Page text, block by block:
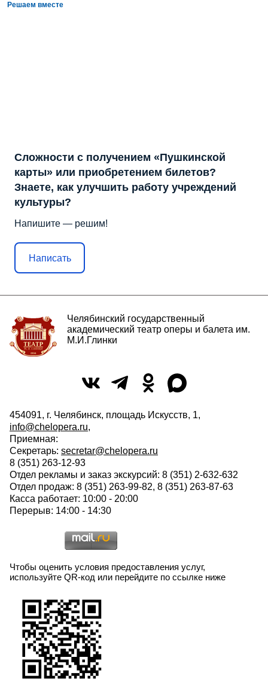
Решаем вместе
Сложности с получением «Пушкинской
карты» или приобретением билетов?
Знаете, как улучшить работу учреждений
культуры?
Напишите — решим!
Написать
Челябинский государственный
академический театр оперы и балета им.
М.И.Глинки
454091, г. Челябинск, площадь Искусств, 1,
info@chelopera.ru,
Приемная:
Секретарь: secretar@chelopera.ru
8 (351) 263-12-93
Отдел рекламы и заказ экскурсий: 8 (351) 2-632-632
Отдел продаж: 8 (351) 263-99-82, 8 (351) 263-87-63
Касса работает: 10:00 - 20:00
Перерыв: 14:00 - 14:30
Чтобы оценить условия предоставления услуг,
используйте QR-код или перейдите по ссылке ниже